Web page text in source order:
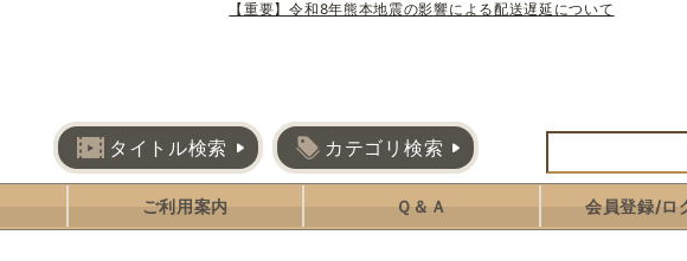
【重要】令和8年熊本地震の影響による配送遅延について
タイトル検索 カテゴリ検索
ご利用案内 Ｑ＆Ａ 会員登録/ロ